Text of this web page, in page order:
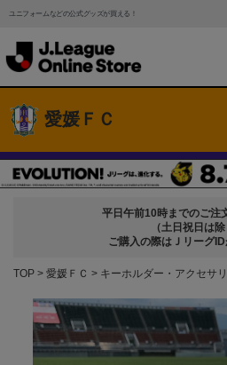
ユニフォームなどの公式グッズが買える！
愛媛ＦＣ
平日午前10時までのご注
（土日祝日は除
ご購入の際はＪリーグID
TOP 愛媛ＦＣ キーホルダー・アクセサ